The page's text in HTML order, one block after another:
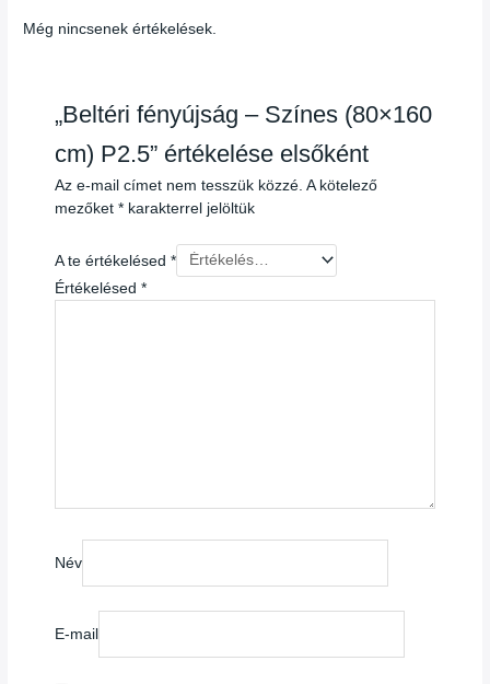
Még nincsenek értékelések.
„Beltéri fényújság – Színes (80×160
cm) P2.5” értékelése elsőként
Az e-mail címet nem tesszük közzé. A kötelező
mezőket* karakterrel jelöltük
A te értékelésed*
Értékelésed*
Név
E-mail